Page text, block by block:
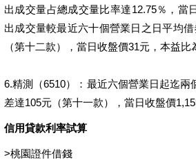
出成交量占總成交量比率達12.75％，當
出成交量較最近六十個營業日之日平均
（第十二款），當日收盤價31元，本益比
6.精測（6510）：最近六個營業日起迄兩
差達105元（第十一款），當日收盤價
信用貸款利率試算
>桃園證件借錢